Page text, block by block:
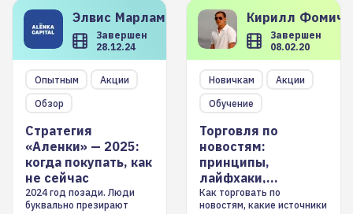
Элвис Марламов
Завершен
28.12.24
Опытным
Акции
Обзор
Стратегия
«Аленки» — 2025:
когда покупать, как
не сейчас
2024 год позади. Люди
буквально презирают
Кирилл
Завершен
08.02.20
Новичкам
Акции
Обучение
Торговля по
новостям:
принципы,
лайфхаки,
инструменты
Как торговать по
новостям, какие источники